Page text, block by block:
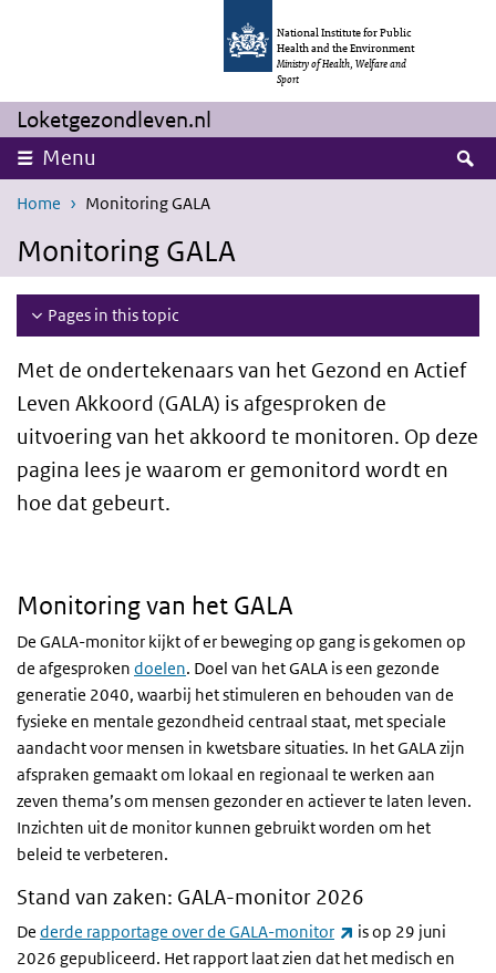
National Institute for Public
Health and the Environment
Ministry of Health, Welfare and
Sport
Loketgezondleven.nl
Menu
Home Monitoring GALA
Monitoring GALA
Pages in this topic
Met de ondertekenaars van het Gezond en Actief
Leven Akkoord (GALA) is afgesproken de
uitvoering van het akkoord te monitoren. Op deze
pagina lees je waarom er gemonitord wordt en
hoe dat gebeurt.
Monitoring van het GALA
De GALA-monitor kijkt of er beweging op gang is gekomen op
de afgesproken doelen. Doel van het GALA is een gezonde
generatie 2040, waarbij het stimuleren en behouden van de
fysieke en mentale gezondheid centraal staat, met speciale
aandacht voor mensen in kwetsbare situaties. In het GALA zijn
afspraken gemaakt om lokaal en regionaal te werken aan
zeven thema’s om mensen gezonder en actiever te laten leven.
Inzichten uit de monitor kunnen gebruikt worden om het
beleid te verbeteren.
Stand van zaken: GALA-monitor 2026
De derde rapportage over de GALA-monitor (link is external)
is op 29 juni
2026 gepubliceerd. Het rapport laat zien dat het medisch en